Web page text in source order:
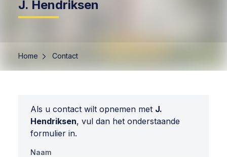
J. Hendriksen
Home Contact
Als u contact wilt opnemen met J.
Hendriksen, vul dan het onderstaande
formulier in.
Naam